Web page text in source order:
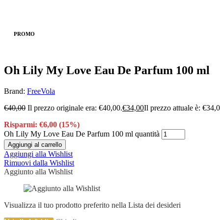
PROMO
Oh Lily My Love Eau De Parfum 100 ml
Brand: FreeVola
€40,00 Il prezzo originale era: €40,00.€34,00Il prezzo attuale è:
Risparmi: €6,00 (15%)
Oh Lily My Love Eau De Parfum 100 ml quantità
Aggiungi al carrello
Aggiungi alla Wishlist
Rimuovi dalla Wishlist
Aggiunto alla Wishlist
Visualizza il tuo prodotto preferito nella Lista dei desideri